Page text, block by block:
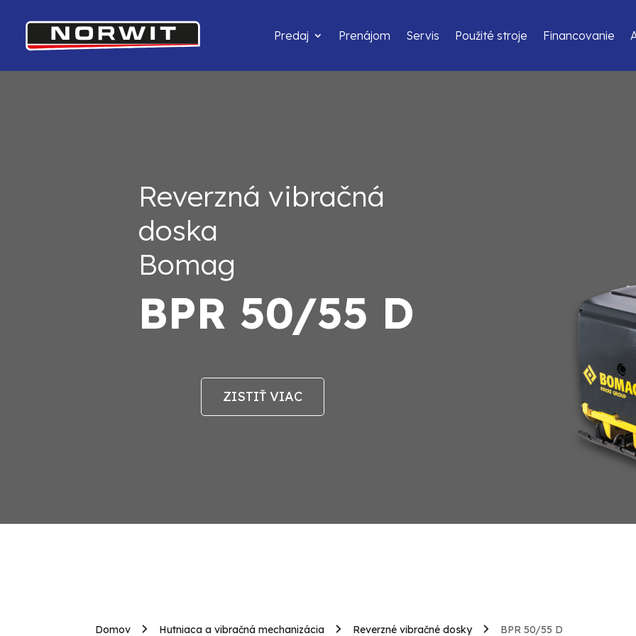
Predaj Prenájom Servis Použité stroje Financovanie
Reverzná vibračná
doska
Bomag
BPR 50/55 D
ZISTIŤ VIAC
Domov Hutniaca a vibračná mechanizácia Reverzné vibračné dosky BPR 50/55 D